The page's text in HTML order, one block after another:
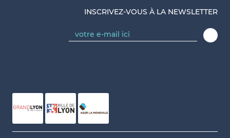
INSCRIVEZ-VOUS À LA NEWSLETTER